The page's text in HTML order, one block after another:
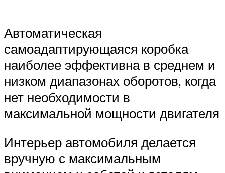
Автоматическая
самоадаптирующаяся коробка
наиболее эффективна в среднем и
низком диапазонах оборотов, когда
нет необходимости в
максимальной мощности двигателя
Интерьер автомобиля делается
вручную с максимальным